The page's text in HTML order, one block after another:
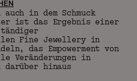
in dem Schmuck
ist das Ergebnis einer
Fine Jewellery in
das Empowerment von
Veränderungen in
darüber hinaus